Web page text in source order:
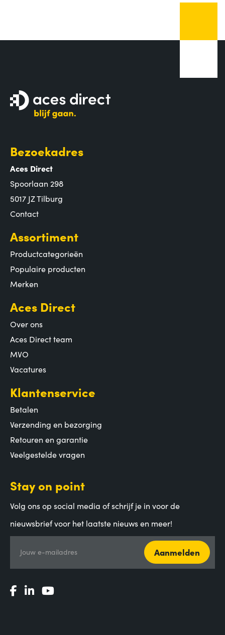
Bezoekadres
Aces Direct
Spoorlaan 298
5017 JZ Tilburg
Contact
Assortiment
Productcategorieën
Populaire producten
Merken
Aces Direct
Over ons
Aces Direct team
MVO
Vacatures
Klantenservice
Betalen
Verzending en bezorging
Retouren en garantie
Veelgestelde vragen
Stay on point
Volg ons op social media of schrijf je in voor de
nieuwsbrief voor het laatste nieuws en meer!
Jouw e-mailadres Aanmelden